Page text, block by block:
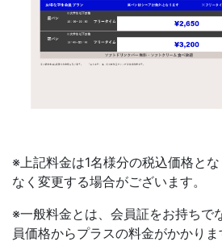
※上記料金は1名様分の税込価格と
なく変更する場合がございます。
※一般料金とは、会員証をお持ちで
員価格からプラスの料金がかかりま